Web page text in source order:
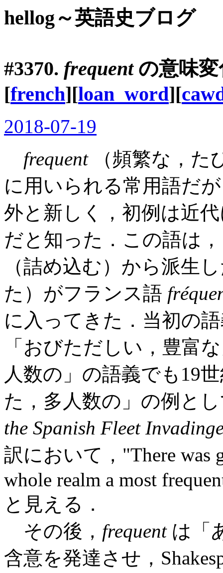
hellog～英語史ブログ
#3370. frequentの意味変
[french][loan_word][
2018-07-19
frequent（頻繁な，た
に用いられる常用語だ
外と新しく，初例は近
だと知った．この語は
（詰め込む）から派生
た）がフランス語
に入ってきた．当初の
「おびただしい，豊富
人数の」の語義でも19
た，多人数の」の例と
the Spanish Fleet
訳において，"There was
whole realm a most
と見える．
その後， frequentは「
含意を発達させ，